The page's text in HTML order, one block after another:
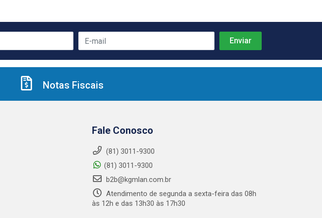
Notas Fiscais
Fale Conosco
(81) 3011-9300
(81) 3011-9300
b2b@kgmlan.com.br
Atendimento de segunda a sexta-feira das 08h
às 12h e das 13h30 às 17h30